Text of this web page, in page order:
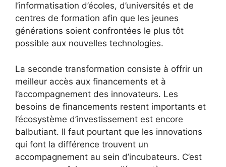
l’informatisation d’écoles, d’universités et de
centres de formation afin que les jeunes
générations soient confrontées le plus tôt
possible aux nouvelles technologies.
La seconde transformation consiste à offrir un
meilleur accès aux financements et à
l’accompagnement des innovateurs. Les
besoins de financements restent importants et
l’écosystème d’investissement est encore
balbutiant. Il faut pourtant que les innovations
qui font la différence trouvent un
accompagnement au sein d’incubateurs. C’est